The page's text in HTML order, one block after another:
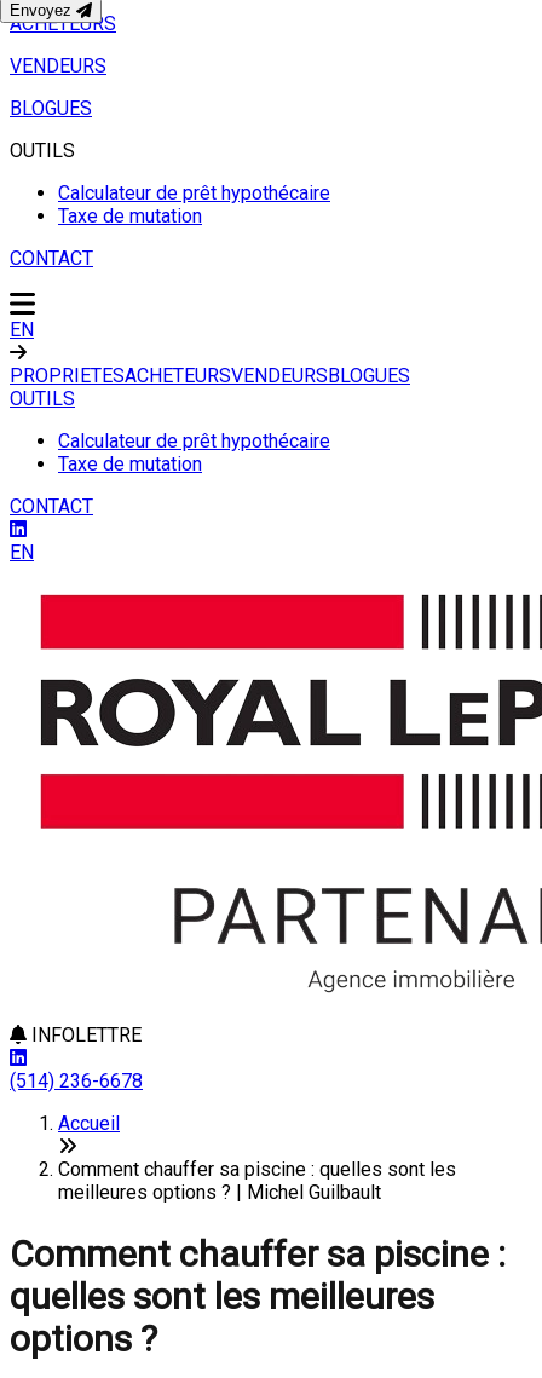
ACHETEURS
VENDEURS
BLOGUES
OUTILS
Calculateur de prêt hypothécaire
Taxe de mutation
CONTACT
EN
PROPRIETESACHETEURSVENDEURSBLOGUES
OUTILS
Calculateur de prêt hypothécaire
Taxe de mutation
CONTACT
EN
INFOLETTRE
(514) 236-6678
Accueil
Comment chauffer sa piscine : quelles sont les
meilleures options ? | Michel Guilbault
Comment chauffer sa piscine :
quelles sont les meilleures
options ?
Envoyez